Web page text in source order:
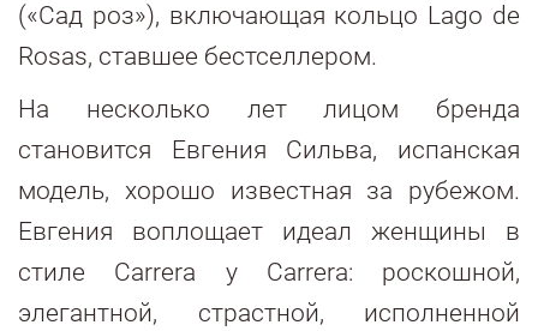
(«Сад роз»), включающая кольцо Lago de
Rosas, ставшее бестселлером.
На несколько лет лицом бренда
становится Евгения Сильва, испанская
модель, хорошо известная за рубежом.
Евгения воплощает идеал женщины в
стиле Carrera y Carrera: роскошной,
элегантной, страстной, исполненной